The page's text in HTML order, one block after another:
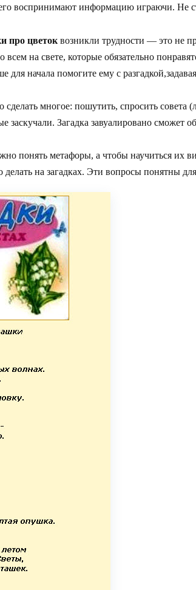
воспринимают информацию играючи. Не
про цветок возникли трудности — это не
всем на свете, которые обязательно
для начала помогите ему с
сделать многое: пошутить, спросить совета
заскучали. Загадка завуалировано сможет
понять метафоры, а чтобы научиться их
делать на загадках. Эти вопросы понятны